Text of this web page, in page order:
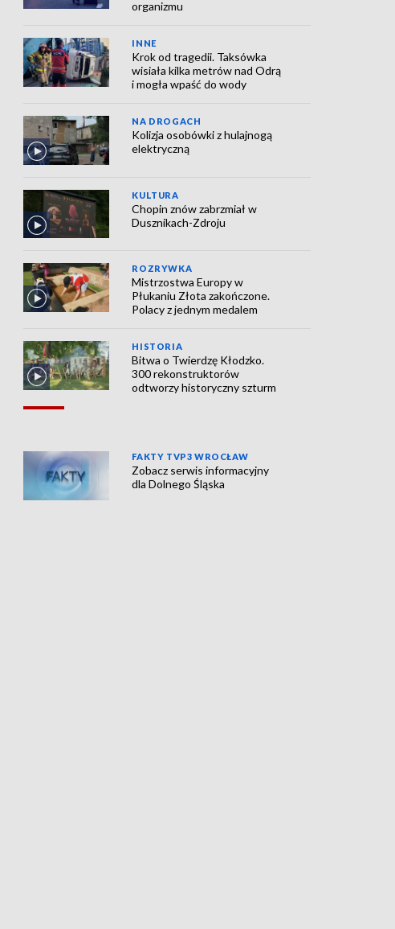
organizmu
INNE
Krok od tragedii. Taksówka
wisiała kilka metrów nad Odrą
i mogła wpaść do wody
NA DROGACH
Kolizja osobówki z hulajnogą
elektryczną
KULTURA
Chopin znów zabrzmiał w
Dusznikach-Zdroju
ROZRYWKA
Mistrzostwa Europy w
Płukaniu Złota zakończone.
Polacy z jednym medalem
HISTORIA
Bitwa o Twierdzę Kłodzko.
300 rekonstruktorów
odtworzy historyczny szturm
FAKTY TVP3 WROCŁAW
Zobacz serwis informacyjny
dla Dolnego Śląska